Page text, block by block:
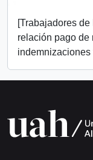
[Trabajadores
relación pago de
indemnizaciones